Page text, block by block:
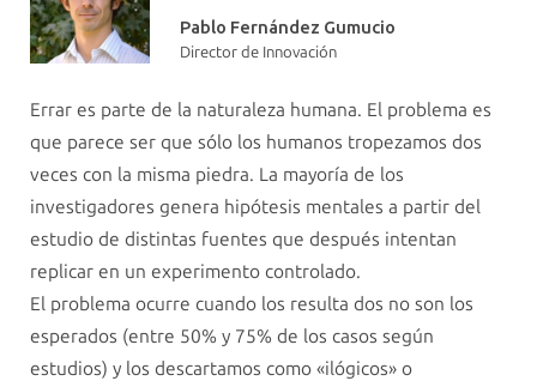
Pablo Fernández Gumucio
Director de Innovación
Errar es parte de la naturaleza humana. El problema es
que parece ser que sólo los humanos tropezamos dos
veces con la misma piedra. La mayoría de los
investigadores genera hipótesis mentales a partir del
estudio de distintas fuentes que después intentan
replicar en un experimento controlado.
El problema ocurre cuando los resulta dos no son los
esperados (entre 50% y 75% de los casos según
estudios) y los descartamos como «ilógicos» o